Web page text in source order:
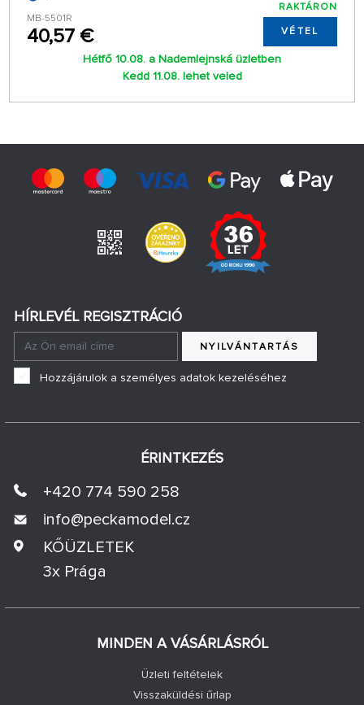
MB-5501R
40,57 €
RAKTÁRON
VÉTEL
Hétfő 10.08. a Nademlejnská üzletben
Kedd 11.08. lehet veled
MINDEN A VÁSÁRLÁSRÓL
Üzleti feltételek
Visszaküldési űrlap
ÉRINTKEZÉS
+420 774 590 258
info@peckamodel.cz
KŐÜZLETEK
3x Prága
HÍRLEVÉL REGISZTRÁCIÓ
NYILVÁNTARTÁS
Hozzájárulok a személyes adatok kezeléséhez